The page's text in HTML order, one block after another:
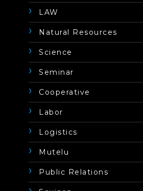
LAW
Natural Resources
Science
Seminar
Cooperative
Labor
Logistics
Mutelu
Public Relations